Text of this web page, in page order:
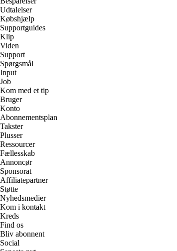
Udtalelser
Købshjælp
Supportguides
Klip
Viden
Support
Spørgsmål
Input
Job
Kom med et tip
Bruger
Konto
Abonnementsplan
Takster
Plusser
Ressourcer
Fællesskab
Annoncør
Sponsorat
Affiliatepartner
Støtte
Nyhedsmedier
Kom i kontakt
Kreds
Find os
Bliv abonnent
Social